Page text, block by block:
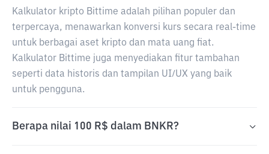
Kalkulator kripto Bittime adalah pilihan populer dan
terpercaya, menawarkan konversi kurs secara real-time
untuk berbagai aset kripto dan mata uang fiat.
Kalkulator Bittime juga menyediakan fitur tambahan
seperti data historis dan tampilan UI/UX yang baik
untuk pengguna.
Berapa nilai 100 R$ dalam BNKR?